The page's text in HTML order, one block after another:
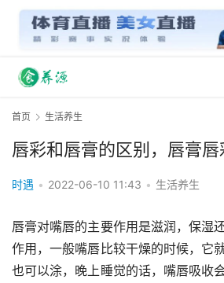
首页 生活养生
唇彩和唇膏的区别，唇膏唇
时遇 • 2022-06-10 11:43 • 生活养生
唇膏对嘴唇的主要作用是滋润，保湿
作用，一般嘴唇比较干燥的时候，它
也可以涂，晚上睡觉的话，嘴唇吸收